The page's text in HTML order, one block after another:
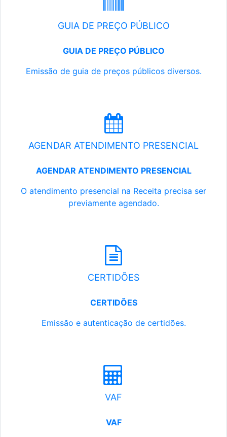
GUIA DE PREÇO PÚBLICO
GUIA DE PREÇO PÚBLICO
Emissão de guia de preços públicos diversos.
AGENDAR ATENDIMENTO PRESENCIAL
AGENDAR ATENDIMENTO PRESENCIAL
O atendimento presencial na Receita precisa ser
previamente agendado.
CERTIDÕES
CERTIDÕES
Emissão e autenticação de certidões.
VAF
VAF